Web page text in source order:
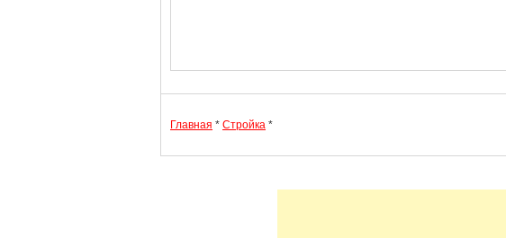
Главная * Стройка *